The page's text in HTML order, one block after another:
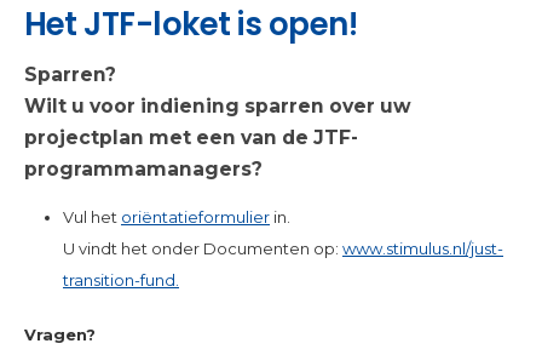
Het JTF-loket is open!
Sparren?
Wilt u voor indiening sparren over uw
projectplan met een van de JTF-
programmamanagers?
Vul het oriëntatieformulier in.
U vindt het onder Documenten op: www.stimulus.nl/just-
transition-fund.
Vragen?